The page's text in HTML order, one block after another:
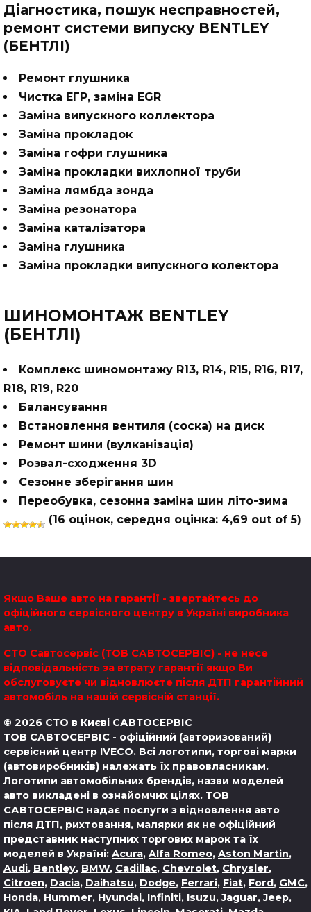
Діагностика, пошук несправностей,
ремонт системи випуску BENTLEY
(БЕНТЛІ)
Ремонт глушника
Чистка ЕГР, заміна EGR
Заміна випускного коллектора
Заміна прокладок
Заміна гофри глушника
Заміна прокладки вихлопної труби
Заміна лямбда зонда
Заміна резонатора
Заміна каталізатора
Заміна глушника
Заміна прокладки випускного колектора
ШИНОМОНТАЖ BENTLEY
(БЕНТЛІ)
Комплекс шиномонтажу R13, R14, R15, R16, R17,
R18, R19, R20
Балансування
Встановлення вентиля (соска) на диск
Ремонт шини (вулканізація)
Розвал-сходження 3D
Сезонне зберігання шин
Переобувка, сезонна заміна шин літо-зима
(16 оцінок, середня оцінка: 4,69 out of 5)
Якщо Ваше авто на гарантії - звертайтесь до
офіційного сервісного центру в Україні виробника
авто.
СТО Савтосервіс (ТОВ САВТОСЕРВІС) - не несе
відповідальність за втрату гарантії якщо Ви
обслуговуєте чи відновлюєте після ДТП гарантійний
автомобіль на нашій сервісній станції.
© 2026 СТО в Києві САВТОСЕРВІС
ТОВ САВТОСЕРВІС - офіційний (авторизований)
сервісний центр IVECO. Всі логотипи, торгові марки
(автовиробників) належать їх правовласникам.
Логотипи автомобільних брендів, назви моделей
авто викладені в ознайомчих цілях. ТОВ
САВТОСЕРВІС надає послуги з відновлення авто
після ДТП, рихтовання, малярки як не офіційний
представник наступних торгових марок та їх
моделей в Україні: Acura, Alfa Romeo, Aston Martin,
Audi, Bentley, BMW, Cadillac, Chevrolet, Chrysler,
Citroen, Dacia, Daihatsu, Dodge, Ferrari, Fiat, Ford, GMC,
Honda, Hummer, Hyundai, Infiniti, Isuzu,Jaguar,Jeep,